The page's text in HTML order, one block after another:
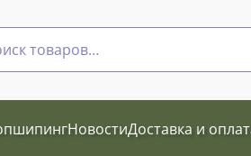
НовостиДоставка и